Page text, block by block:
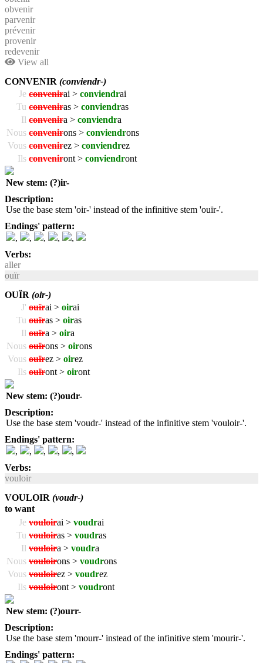
obvenir
parvenir
prévenir
provenir
redevenir
View all
CONVENIR (conviendr-)
Je convenirai > conviendrai
Tu conveniras > conviendras
Il convenira > conviendra
Nous convenirons > conviendrons
Vous convenirez > conviendrez
Ils conveniront > conviendront
New stem: (?)ir-
Description:
Use the base stem 'oir-' instead of the infinitive stem 'ouïr-'.
Endings' pattern:
,
, , ,
,
Verbs:
aller
ouïr
OUÏR (oir-)
J' ouïrai > oirai
Tu ouïras > oiras
Il ouïra > oira
Nous ouïrons > oirons
Vous ouïrez > oirez
Ils ouïront > oiront
New stem: (?)oudr-
Description:
Use the base stem 'voudr-' instead of the infinitive stem 'vouloir-'.
Endings' pattern:
,
, , ,
,
Verbs:
vouloir
VOULOIR (voudr-)
to want
Je vouloirai > voudrai
Tu vouloiras > voudras
Il vouloira > voudra
Nous vouloirons > voudrons
Vous vouloirez > voudrez
Ils vouloiront > voudront
New stem: (?)ourr-
Description:
Use the base stem 'mourr-' instead of the infinitive stem 'mourir-'.
Endings' pattern: